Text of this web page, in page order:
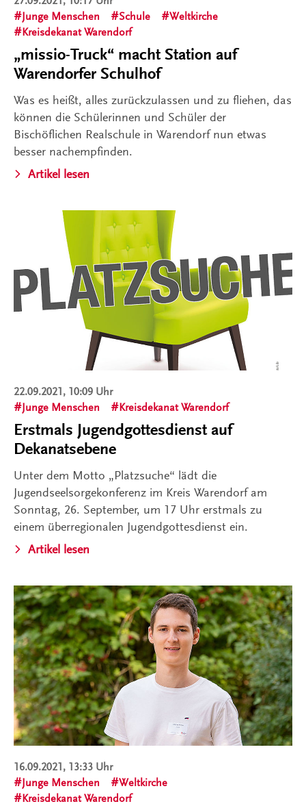
Junge Menschen
Schule
Weltkirche
Kreisdekanat Warendorf
„missio-Truck“ macht Station auf
Warendorfer Schulhof
Was es heißt, alles zurückzulassen und zu fliehen, das
können die Schülerinnen und Schüler der
Bischöflichen Realschule in Warendorf nun etwas
besser nachempfinden.
Artikel lesen
22.09.2021, 10:09 Uhr
Junge Menschen
Kreisdekanat Warendorf
Erstmals Jugendgottesdienst auf
Dekanatsebene
Unter dem Motto „Platzsuche“ lädt die
Jugendseelsorgekonferenz im Kreis Warendorf am
Sonntag, 26. September, um 17 Uhr erstmals zu
einem überregionalen Jugendgottesdienst ein.
Artikel lesen
16.09.2021, 13:33 Uhr
Junge Menschen
Weltkirche
Kreisdekanat Warendorf